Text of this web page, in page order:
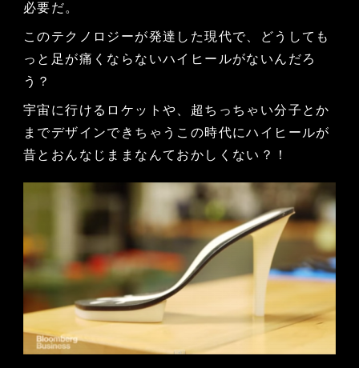
必要だ。
このテクノロジーが発達した現代で、どうしても
っと足が痛くならないハイヒールがないんだろ
う？
宇宙に行けるロケットや、超ちっちゃい分子とか
までデザインできちゃうこの時代にハイヒールが
昔とおんなじままなんておかしくない？！